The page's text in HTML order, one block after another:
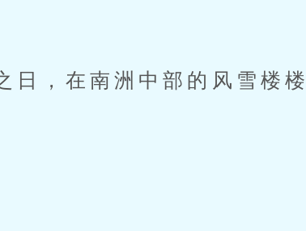
，在南洲中部的风雪楼